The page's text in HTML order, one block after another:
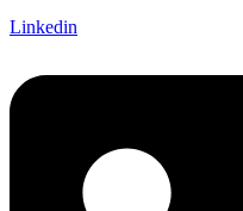
Linkedin